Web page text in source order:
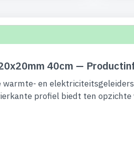
40cm —
en
profiel biedt ten